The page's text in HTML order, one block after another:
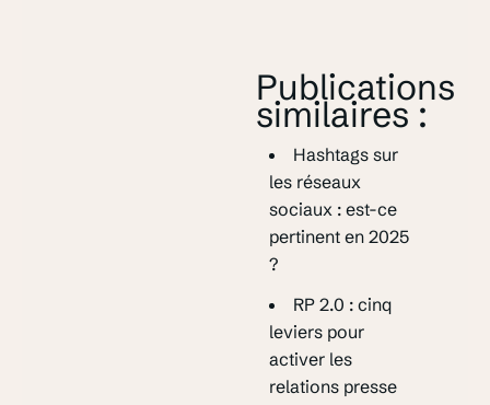
Publications
similaires :
Hashtags sur
les réseaux
sociaux : est-ce
pertinent en 2025
?
RP 2.0 : cinq
leviers pour
activer les
relations presse